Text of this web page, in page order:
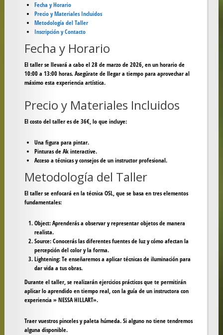
Fecha y Horario
Precio y Materiales Incluidos
Metodología del Taller
Inscripción y Contacto
Fecha y Horario
El taller se llevará a cabo el28 de marzo de 2026, en un horario de
10:00 a 13:00 horas. Asegúrate de llegar a tiempo para aprovechar al
máximo esta experiencia artística.
Precio y Materiales Incluidos
El costo del taller es de36€, lo que incluye:
Una figura para pintar.
Pinturas de Ak interactive.
Acceso a técnicas y consejos de un instructor profesional.
Metodología del Taller
El taller se enfocará en la técnica OSL, que se basa en tres elementos
fundamentales:
Object:Aprenderás a observar y representar objetos de manera
realista.
Source:Conocerás las diferentes fuentes de luz y cómo afectan la
percepción del color y la forma.
Lightening:Te enseñaremos a aplicar técnicas de iluminación para
dar vida a tus obras.
Durante el taller, se realizarán ejercicios prácticos que te permitirán
aplicar lo aprendido en tiempo real, con la guía de un instructora con
experiencia » NESSA HILLART».
Traer vuestros pinceles y paleta húmeda. Si alguno no tiene tendremos
alguna disponible.